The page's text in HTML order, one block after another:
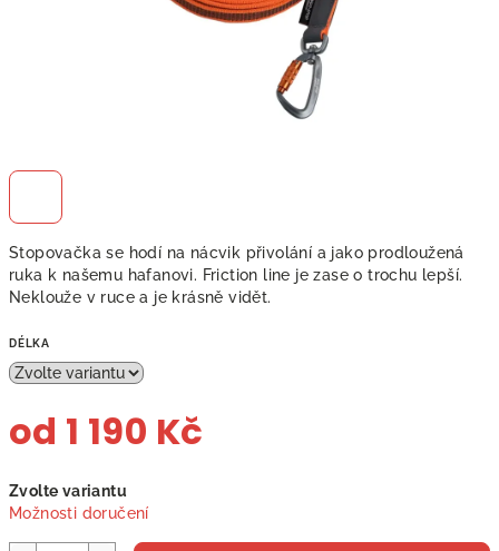
Stopovačka se hodí na nácvik přivolání a jako prodloužená
ruka k našemu hafanovi. Friction line je zase o trochu lepší.
Neklouže v ruce a je krásně vidět.
DÉLKA
od 1 190 Kč
cena:
Zvolte variantu
Možnosti doručení